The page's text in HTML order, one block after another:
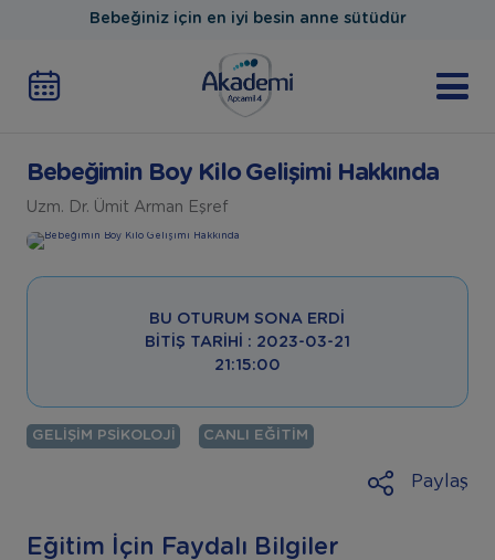
Bebeğiniz için en iyi besin anne sütüdür
Bebeğimin Boy Kilo Gelişimi Hakkında
Uzm. Dr. Ümit Arman Eşref
BU OTURUM SONA ERDI
BITIŞ TARIHI : 2023-03-21
21:15:00
GELIŞIM PSIKOLOJI CANLI EĞITIM
Paylaş
Eğitim İçin Faydalı Bilgiler